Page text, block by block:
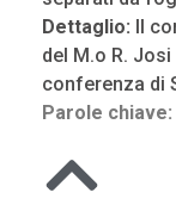
Dettaglio: Il
del M.o R.
conferenza di
Parole chiave: